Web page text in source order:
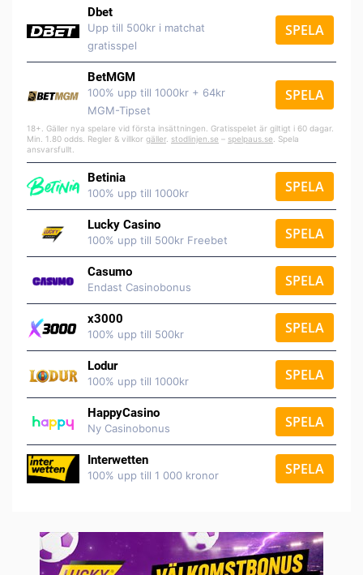
Dbet
Upp till 500kr i matchat
gratisspel
SPELA
BetMGM
100% upp till 1000kr + 64kr
MGM-Tipset
SPELA
18+. Gäller nya spelare vid första insättningen. Gratisspelet är giltigt i 60 dagar.
Min. 1.80 odds. Regler & villkor gäller stodlinjen.se – spelpaus.se . Spela
ansvarsfullt.
Betinia
100% upp till 1000kr SPELA
Lucky Casino
100% upp till 500kr Freebet SPELA
Casumo
Endast Casinobonus SPELA
x3000
100% upp till 500kr SPELA
Lodur
100% upp till 1000kr SPELA
HappyCasino
Ny Casinobonus SPELA
Interwetten
100% upp till 1 000 kronor SPELA